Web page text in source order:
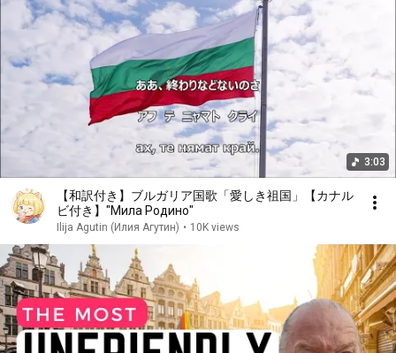
3:03
【和訳付き】ブルガリア国歌「愛しき祖国」【カナル
ビ付き】"Мила Родино"
Ilija Agutin (Илия Агутин) • 10K views